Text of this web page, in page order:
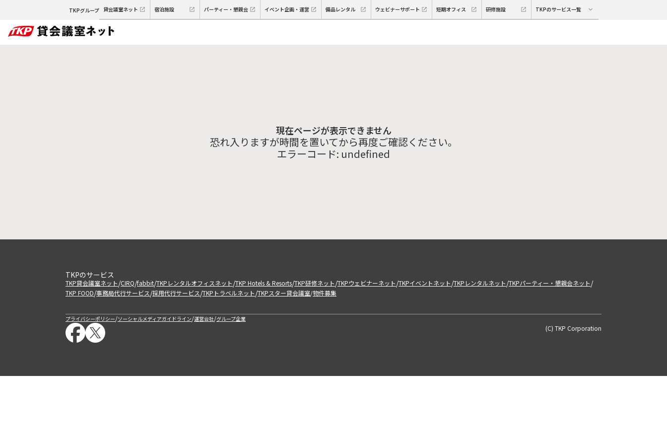
TKPグループ 貸会議室ネット 宿泊施設 パーティー・懇親会 イベント企画・運営 備品レンタル ウェビナーサポート 短期オフィス 研修施設 TKPのサービス一覧
現在ページが表示できません
恐れ入りますが時間を置いてから再度ご確認ください。
エラーコード: undefined
TKPのサービス
TKP貸会議室ネット/CIRQ/fabbit/TKPレンタルオフィスネット/TKP Hotels & Resorts/TKP研修ネット/TKPウェビナーネット/TKPイベントネット/TKPレンタルネット/TKPパーティー・懇親会ネット/
TKP FOOD/事務局代行サービス/採用代行サービス/TKPトラベルネット/TKPスター貸会議室/物件募集
プライバシーポリシー/ソーシャルメディアガイドライン/運営会社/グループ企業
(C) TKP Corporation